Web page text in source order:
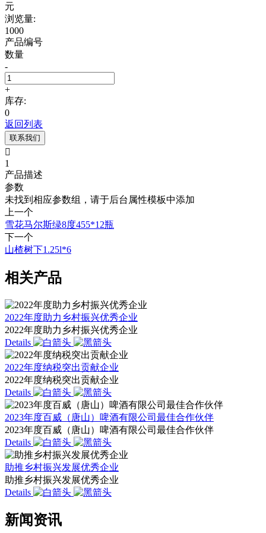
元
浏览量:
1000
产品编号
数量
-
+
库存:
0
返回列表
联系我们

1
产品描述
参数
未找到相应参数组，请于后台属性模板中添加
上一个
雪花马尔斯绿8度455*12瓶
下一个
山楂树下1.25l*6
相关产品
2022年度助力乡村振兴优秀企业
2022年度助力乡村振兴优秀企业
Details
2022年度纳税突出贡献企业
2022年度纳税突出贡献企业
Details
2023年度百威（唐山）啤酒有限公司最佳合作伙伴
2023年度百威（唐山）啤酒有限公司最佳合作伙伴
Details
助推乡村振兴发展优秀企业
助推乡村振兴发展优秀企业
Details
新闻资讯